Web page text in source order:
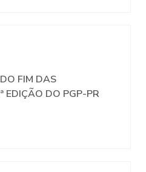
FIM DAS
EDIÇÃO DO PGP-PR